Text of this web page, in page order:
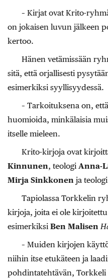
– Kirjat ovat Krito-
on jokaisen luvun jälkeen
kertoo.
Hänen vetämissään
sitä, että orjallisesti
esimerkiksi syyllisyydessä.
– Tarkoituksena on,
huomioida, minkälaisia
itselle mieleen.
Krito-kirjoja ovat
Kinnunen, teologi Anna-
Mirja Sinkkonen ja teologi
Tapiolassa Torkkelin
kirjoja, joita ei ole
esimerkiksi Ben Malisen
– Muiden kirjojen
niihin itse etukäteen ja
pohdintatehtävän, Torkkeli